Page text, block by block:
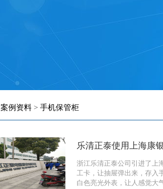
案例资料 > 手机保管柜
乐清正泰使用上海康
浙江乐清正泰公司引进了上
工卡，让抽屉弹出来，存入
白色亮光外表，让人感觉大